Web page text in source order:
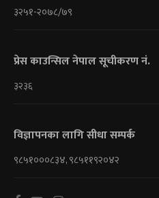
३२५१-२०७८/७९
प्रेस काउन्सिल नेपाल सूचीकरण नं.
३२३६
विज्ञापनका लागि सीधा सम्पर्क
९८५१०००८३४, ९८५११९२०४२